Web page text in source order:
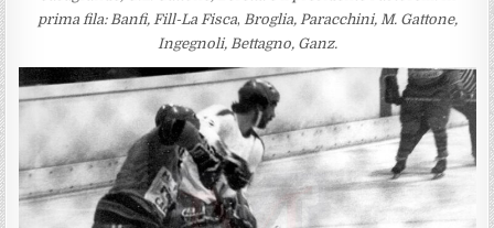
prima fila: Banfi, Fill-La Fisca, Broglia, Paracchini, M. Gattone,
Ingegnoli, Bettagno, Ganz.